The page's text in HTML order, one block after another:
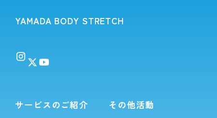
YAMADA BODY STRETCH
サービスのご紹介 その他活動